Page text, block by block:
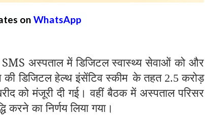
on WhatsApp
अस्पताल में डिजिटल स्वास्थ्य सेवाओं को और
डिजिटल हेल्थ इंसेंटिव स्कीम के तहत 2.5करोड़
को मंजूरी दी गई। वहीं बैठक में अस्पताल परिसर
करने का निर्णय लिया गया।